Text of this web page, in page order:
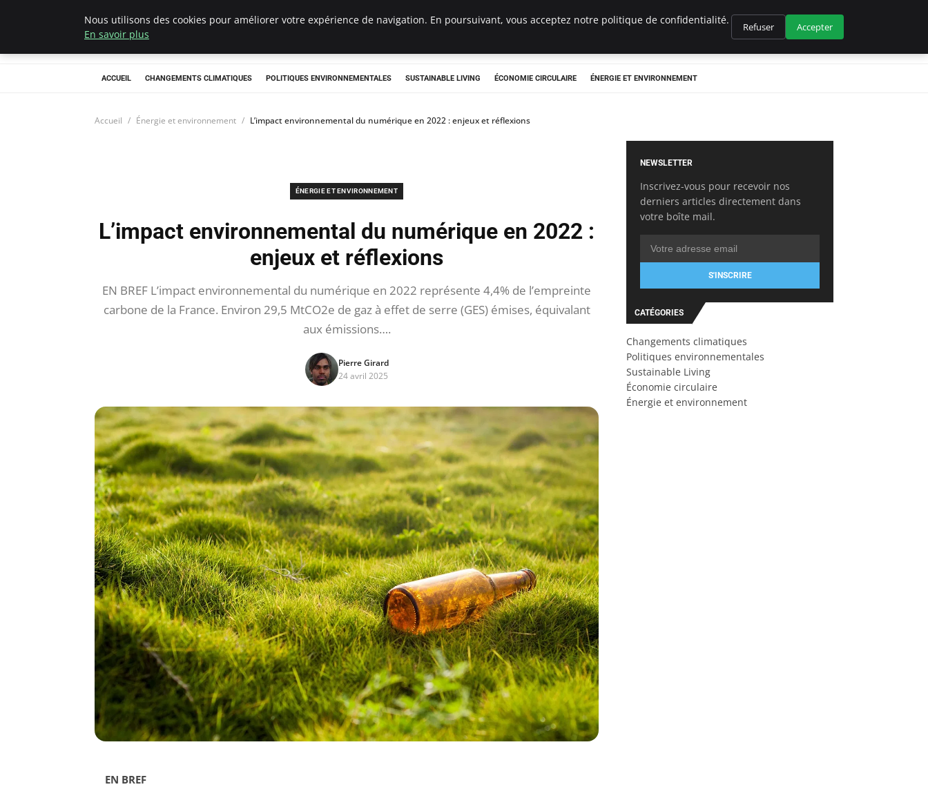
Climategatecountryclub.com
ACCUEIL CHANGEMENTS CLIMATIQUES POLITIQUES ENVIRONNEMENTALES SUSTAINABLE LIVING ÉCONOMIE CIRCULAIRE ÉNERGIE ET ENVIRONNEMENT
Accueil Énergie et environnement L’impact environnemental du numérique en 2022 : enjeux et réflexions
ÉNERGIE ET ENVIRONNEMENT
L’impact environnemental du numérique en 2022 :
enjeux et réflexions
EN BREF L’impact environnemental du numérique en 2022 représente 4,4% de l’empreinte
carbone de la France. Environ 29,5 MtCO2e de gaz à effet de serre (GES) émises, équivalant
aux émissions….
Pierre Girard
24 avril 2025
EN BREF
NEWSLETTER
Inscrivez-vous pour recevoir nos
derniers articles directement dans
votre boîte mail.
S'INSCRIRE
CATÉGORIES
Changements climatiques
Politiques environnementales
Sustainable Living
Économie circulaire
Énergie et environnement
Nous utilisons des cookies pour améliorer votre expérience de navigation. En poursuivant, vous acceptez notre politique de confidentialité.
En savoir plus
Refuser Accepter